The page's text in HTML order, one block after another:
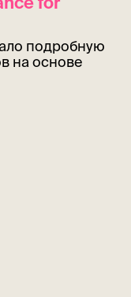
подробную
на основе